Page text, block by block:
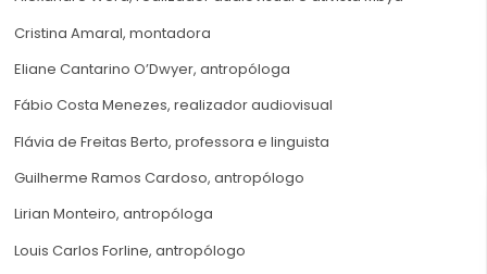
Cristina Amaral, montadora
Eliane Cantarino O’Dwyer, antropóloga
Fábio Costa Menezes, realizador audiovisual
Flávia de Freitas Berto, professora e linguista
Guilherme Ramos Cardoso, antropólogo
Lirian Monteiro, antropóloga
Louis Carlos Forline, antropólogo